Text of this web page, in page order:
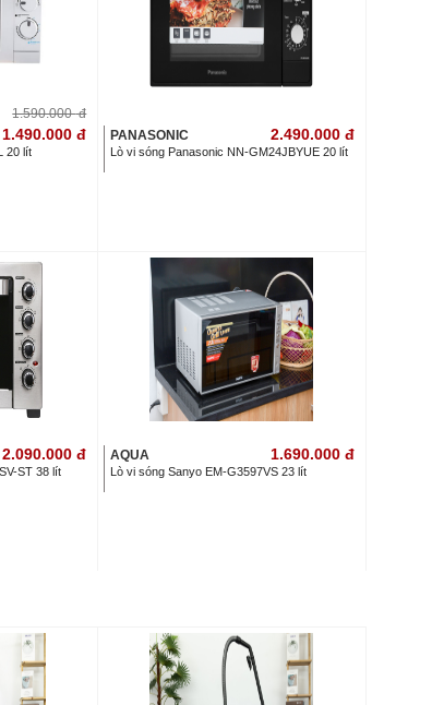
1.590.000 đ
1.490.000 đ
20 lít
PANASONIC 2.490.000 đ
Lò vi sóng Panasonic NN-GM24JBYUE 20 lít
2.090.000 đ
ST 38 lít
AQUA 1.690.000 đ
Lò vi sóng Sanyo EM-G3597VS 23 lít